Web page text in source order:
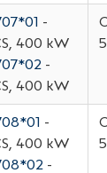
-
400 kW
-
400 kW
-
400 kW
-